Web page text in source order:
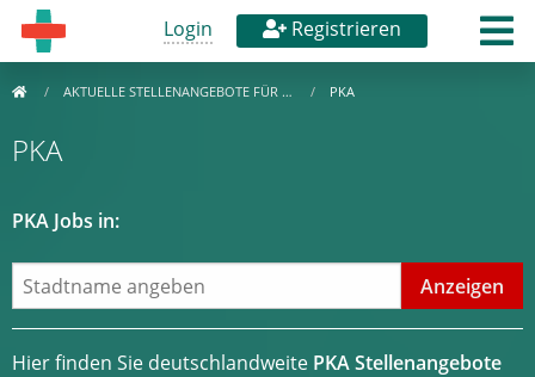
Login Registrieren
AKTUELLE STELLENANGEBOTE FÜR … PKA
PKA
PKA Jobs in:
Hier finden Sie deutschlandweite PKA Stellenangebote